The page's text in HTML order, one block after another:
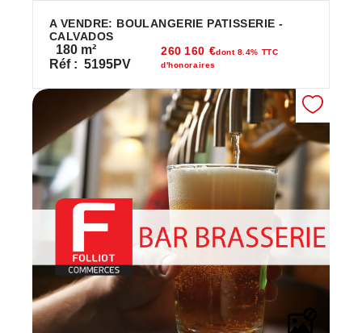
A VENDRE: BOULANGERIE PATISSERIE -
CALVADOS
180 m²
Réf : 5195PV
260 160 €dont 8.4% TTC
d'honoraires